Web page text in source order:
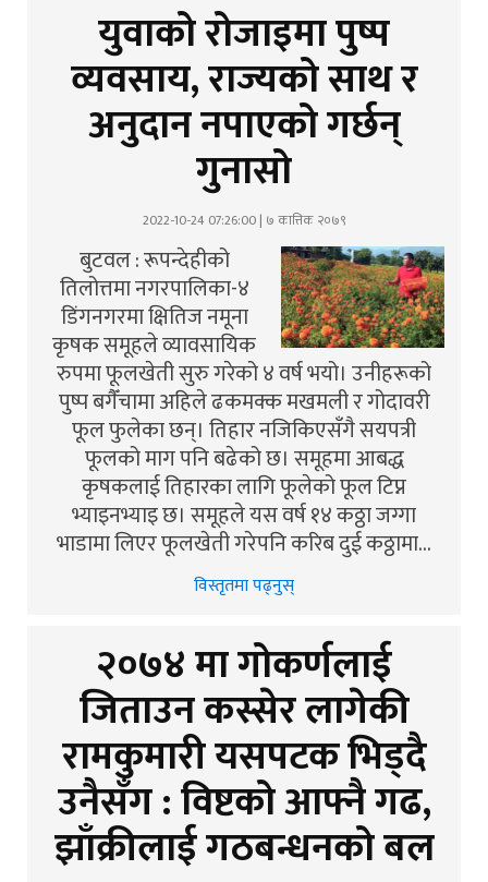
युवाको रोजाइमा पुष्प
व्यवसाय, राज्यको साथ र
अनुदान नपाएको गर्छन्
गुनासो
2022-10-24 07:26:00 | ७ कात्तिक २०७९
बुटवल : रूपन्देहीको
तिलोत्तमा नगरपालिका-४
डिंगनगरमा क्षितिज नमूना
कृषक समूहले व्यावसायिक
रुपमा फूलखेती सुरु गरेको ४ वर्ष भयो। उनीहरूको
पुष्प बगैँचामा अहिले ढकमक्क मखमली र गोदावरी
फूल फुलेका छन्। तिहार नजिकिएसँगै सयपत्री
फूलको माग पनि बढेको छ। समूहमा आबद्ध
कृषकलाई तिहारका लागि फूलेको फूल टिप्न
भ्याइनभ्याइ छ। समूहले यस वर्ष १४ कठ्ठा जग्गा
भाडामा लिएर फूलखेती गरेपनि करिब दुई कठ्ठामा…
विस्तृतमा पढ्नुस्
२०७४ मा गोकर्णलाई
जिताउन कस्सेर लागेकी
रामकुमारी यसपटक भिड्दै
उनैसँग : विष्टको आफ्नै गढ,
झाँक्रीलाई गठबन्धनको बल